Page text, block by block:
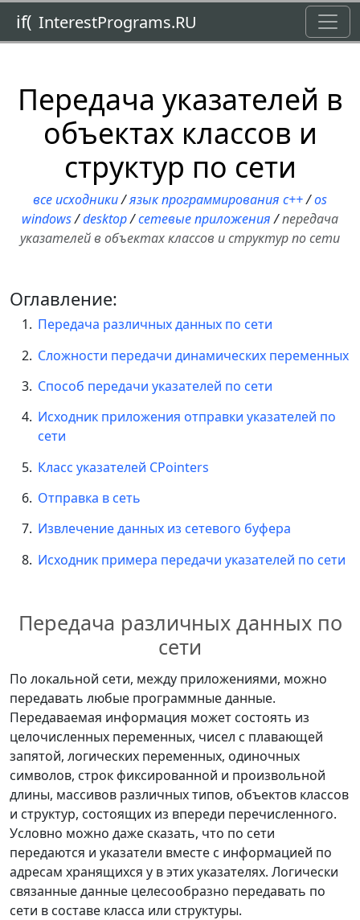
if( InterestPrograms.RU
Передача указателей в
объектах классов и
структур по сети
все исходники/язык программирования c++/os
windows/desktop/сетевые приложения/передача
указателей в объектах классов и структур по сети
Оглавление:
Передача различных данных по сети
Сложности передачи динамических переменных
Способ передачи указателей по сети
Исходник приложения отправки указателей по
сети
Класс указателей CPointers
Отправка в сеть
Извлечение данных из сетевого буфера
Исходник примера передачи указателей по сети
Передача различных данных по
сети
По локальной сети, между приложениями, можно
передавать любые программные данные.
Передаваемая информация может состоять из
целочисленных переменных, чисел с плавающей
запятой, логических переменных, одиночных
символов, строк фиксированной и произвольной
длины, массивов различных типов, объектов классов
и структур, состоящих из впереди перечисленного.
Условно можно даже сказать, что по сети
передаются и указатели вместе с информацией по
адресам хранящихся у в этих указателях. Логически
связанные данные целесообразно передавать по
сети в составе класса или структуры.